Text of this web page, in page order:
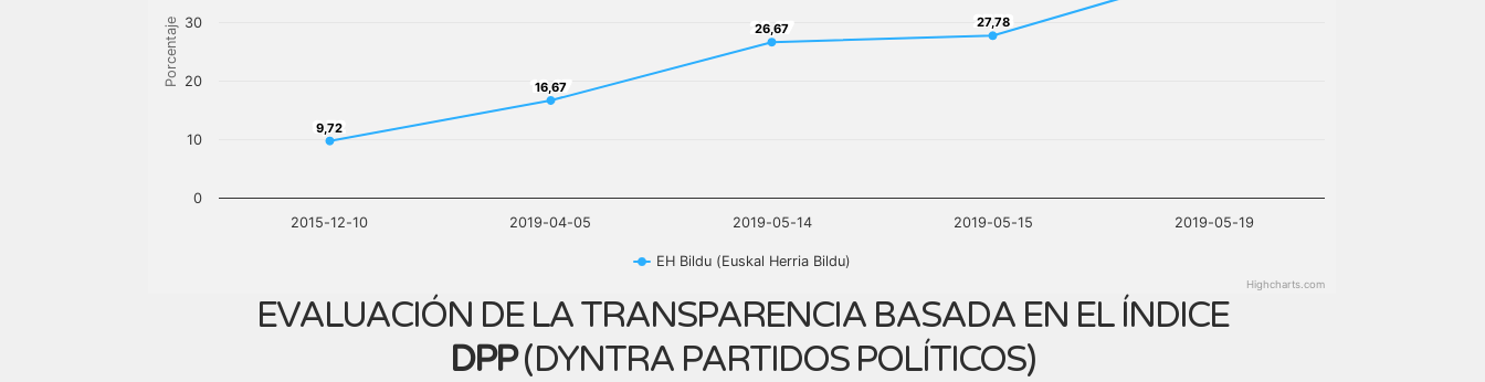
Porcentaje
9,72
9,72
16,67
16,67
26,67
26,67 27,78
27,78
EH Bildu (Euskal Herria Bildu)
2015-12-10 2019-04-05 2019-05-14 2019-05-15 2019-05-19
0
10
20
30
Highcharts.com
EVALUACIÓN DE LA TRANSPARENCIA BASADA EN EL ÍNDICE
DPP(DYNTRA PARTIDOS POLÍTICOS)